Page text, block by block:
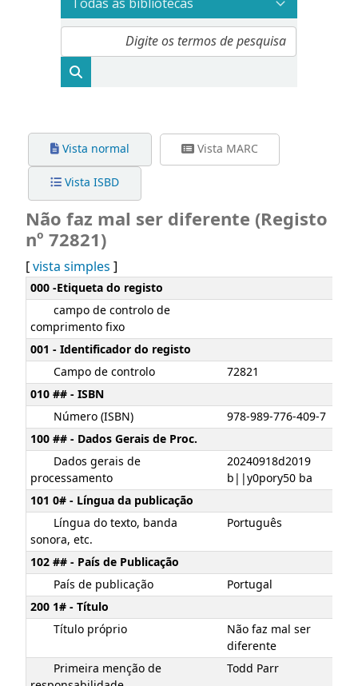
Vista normal Vista MARC
Vista ISBD
Não faz mal ser diferente (Registo
nº 72821)
[vista simples ]
Detalhes MARC
000 -Etiqueta do registo
campo de controlo de
comprimento fixo
001 - Identificador do registo
Campo de controlo
72821
010 ## - ISBN
Número (ISBN)
978-989-776-409-7
100 ## - Dados Gerais de Proc.
Dados gerais de
processamento
20240918d2019
b||y0pory50 ba
101 0# - Língua da publicação
Língua do texto, banda
sonora, etc.
Português
102 ## - País de Publicação
País de publicação
Portugal
200 1# - Título
Título próprio
Não faz mal ser
diferente
Primeira menção de
Todd Parr